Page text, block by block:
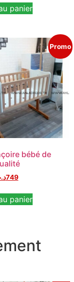
panier
Promo
bébé de
749
panier